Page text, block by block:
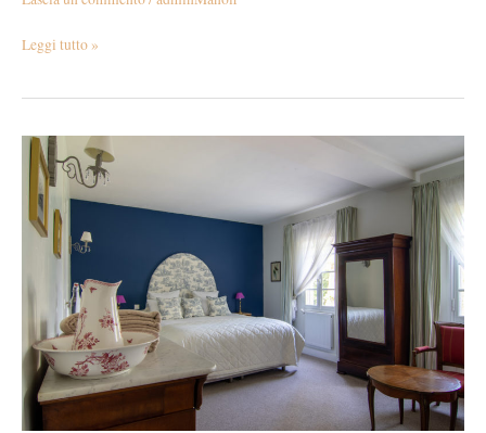
Leggi tutto »
Jordanna
Suite,
Manoir